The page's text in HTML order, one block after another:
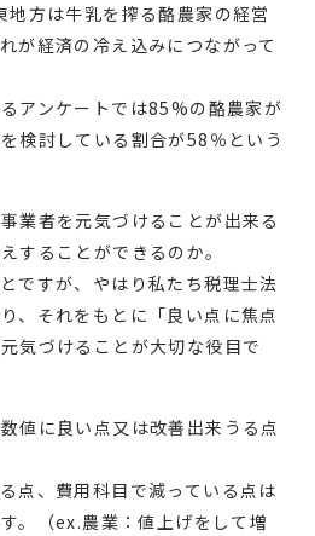
方は牛乳を搾る酪農家の経営
が経済の冷え込みにつながって
アンケートでは85%の酪農家が
検討している割合が58％という
業者を元気づけることが出来る
することができるのか。
ですが、やはり私たち税理士法
、それをもとに「良い点に焦点
気づけることが大切な役目で
値に良い点又は改善出来うる点
点、費用科目で減っている点は
。（ex.農業：値上げをして増